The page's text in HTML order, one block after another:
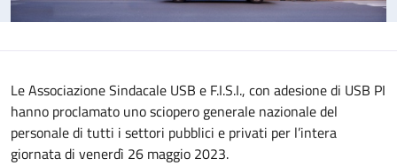
Le Associazione Sindacale USB e F.I.S.I., con adesione di USB PI
hanno proclamato uno sciopero generale nazionale del
personale di tutti i settori pubblici e privati per l’intera
giornata di venerdì 26 maggio 2023.